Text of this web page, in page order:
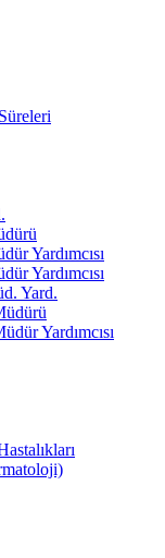
Yardımcısı
Yardımcısı
Yard.
Yardımcısı